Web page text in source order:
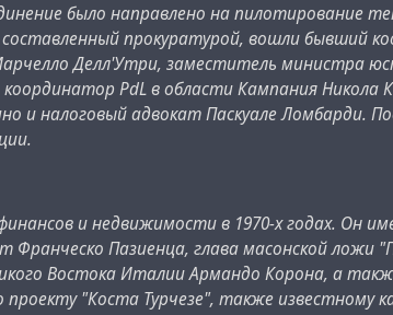
было направлено на пилотирование
прокуратурой, вошли бывший
Делл'Утри, заместитель министра
PdL в области Кампания Никола
и налоговый адвокат Паскуале Ломбарди.
и недвижимости в 1970-х годах. Он
Пазиенца, глава масонской ложи
Востока Италии Армандо Корона, а
"Коста Турчезе", также известному